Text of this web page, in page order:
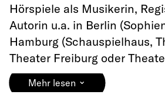
Hörspiele als Musikerin,
Autorin u.a. in Berlin
Hamburg (Schauspielhaus,
Theater Freiburg oder
Mehr lesen ⌄